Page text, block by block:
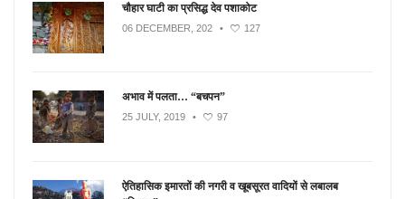
चौहार घाटी का प्रसिद्ध देव पशाकोट
06 DECEMBER, 202 • 127
अभाव में पलता… “बचपन”
25 JULY, 2019 • 97
ऐतिहासिक इमारतों की नगरी व खूबसूरत वादियों से लबालब